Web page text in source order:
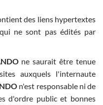
des liens hypertextes
ne sont pas édités par
ne saurait être tenue
auxquels l'internaute
n'est responsable ni de
d'ordre public et bonnes